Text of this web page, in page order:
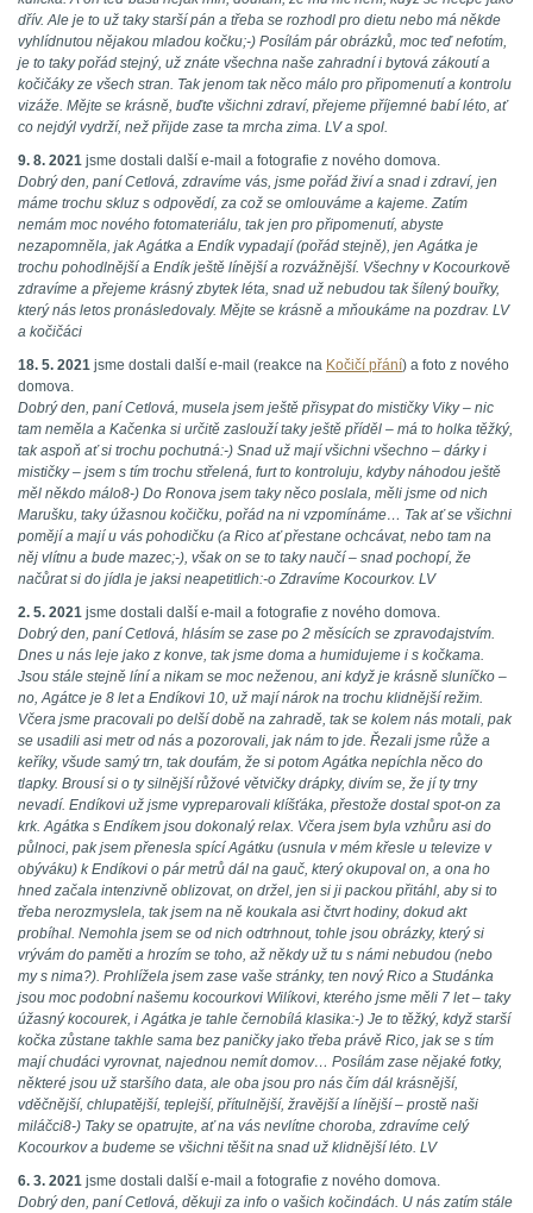
dřív. Ale je to už taky starší pán a třeba se rozhodl pro dietu nebo má někde
vyhlídnutou nějakou mladou kočku;-) Posílám pár obrázků, moc teď nefotím,
je to taky pořád stejný, už znáte všechna naše zahradní i bytová zákoutí a
kočičáky ze všech stran. Tak jenom tak něco málo pro připomenutí a kontrolu
vizáže. Mějte se krásně, buďte všichni zdraví, přejeme příjemné babí léto, ať
co nejdýl vydrží, než přijde zase ta mrcha zima. LV a spol.
9. 8. 2021 jsme dostali další e-mail a fotografie z nového domova.
Dobrý den, paní Cetlová, zdravíme vás, jsme pořád živí a snad i zdraví, jen
máme trochu skluz s odpovědí, za což se omlouváme a kajeme. Zatím
nemám moc nového fotomateriálu, tak jen pro připomenutí, abyste
nezapomněla, jak Agátka a Endík vypadají (pořád stejně), jen Agátka je
trochu pohodlnější a Endík ještě línější a rozvážnější. Všechny v Kocourkově
zdravíme a přejeme krásný zbytek léta, snad už nebudou tak šílený bouřky,
který nás letos pronásledovaly. Mějte se krásně a mňoukáme na pozdrav. LV
a kočičáci
18. 5. 2021 jsme dostali další e-mail (reakce na Kočičí přání) a foto z nového
domova.
Dobrý den, paní Cetlová, musela jsem ještě přisypat do mističky Viky – nic
tam neměla a Kačenka si určitě zaslouží taky ještě příděl – má to holka těžký,
tak aspoň ať si trochu pochutná:-) Snad už mají všichni všechno – dárky i
mističky – jsem s tím trochu střelená, furt to kontroluju, kdyby náhodou ještě
měl někdo málo8-) Do Ronova jsem taky něco poslala, měli jsme od nich
Marušku, taky úžasnou kočičku, pořád na ni vzpomínáme… Tak ať se všichni
pomějí a mají u vás pohodičku (a Rico ať přestane ochcávat, nebo tam na
něj vlítnu a bude mazec;-), však on se to taky naučí – snad pochopí, že
načůrat si do jídla je jaksi neapetitlich:-o Zdravíme Kocourkov. LV
2. 5. 2021 jsme dostali další e-mail a fotografie z nového domova.
Dobrý den, paní Cetlová, hlásím se zase po 2 měsících se zpravodajstvím.
Dnes u nás leje jako z konve, tak jsme doma a humidujeme i s kočkama.
Jsou stále stejně líní a nikam se moc neženou, ani když je krásně sluníčko –
no, Agátce je 8 let a Endíkovi 10, už mají nárok na trochu klidnější režim.
Včera jsme pracovali po delší době na zahradě, tak se kolem nás motali, pak
se usadili asi metr od nás a pozorovali, jak nám to jde. Řezali jsme růže a
keříky, všude samý trn, tak doufám, že si potom Agátka nepíchla něco do
tlapky. Brousí si o ty silnější růžové větvičky drápky, divím se, že jí ty trny
nevadí. Endíkovi už jsme vypreparovali klíšťáka, přestože dostal spot-on za
krk. Agátka s Endíkem jsou dokonalý relax. Včera jsem byla vzhůru asi do
půlnoci, pak jsem přenesla spící Agátku (usnula v mém křesle u televize v
obýváku) k Endíkovi o pár metrů dál na gauč, který okupoval on, a ona ho
hned začala intenzivně oblizovat, on držel, jen si ji packou přitáhl, aby si to
třeba nerozmyslela, tak jsem na ně koukala asi čtvrt hodiny, dokud akt
probíhal. Nemohla jsem se od nich odtrhnout, tohle jsou obrázky, který si
vrývám do paměti a hrozím se toho, až někdy už tu s námi nebudou (nebo
my s nima?). Prohlížela jsem zase vaše stránky, ten nový Rico a Studánka
jsou moc podobní našemu kocourkovi Wilíkovi, kterého jsme měli 7 let – taky
úžasný kocourek, i Agátka je tahle černobílá klasika:-) Je to těžký, když starší
kočka zůstane takhle sama bez paničky jako třeba právě Rico, jak se s tím
mají chudáci vyrovnat, najednou nemít domov… Posílám zase nějaké fotky,
některé jsou už staršího data, ale oba jsou pro nás čím dál krásnější,
vděčnější, chlupatější, teplejší, přítulnější, žravější a línější – prostě naši
miláčci8-) Taky se opatrujte, ať na vás nevlítne choroba, zdravíme celý
Kocourkov a budeme se všichni těšit na snad už klidnější léto. LV
6. 3. 2021 jsme dostali další e-mail a fotografie z nového domova.
Dobrý den, paní Cetlová, děkuji za info o vašich kočindách. U nás zatím stále